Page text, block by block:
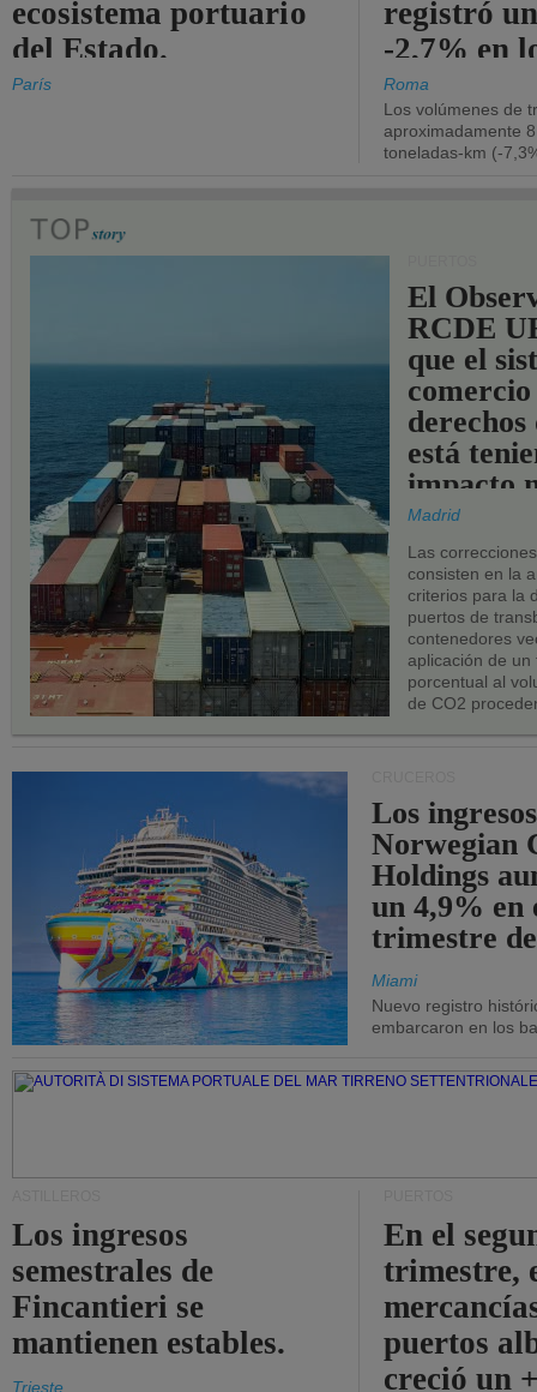
ecosistema portuario
del Estado.
París
registró
-2,7% en
Roma
Los volúmenes de
aproximadamente
toneladas-km (-
El
RCDE
que el
comercio
derechos
está
impacto
los
UE.
Madrid
Las
consisten en la
criterios para la
puertos de
contenedores
aplicación de
porcentual al
de CO2
Los
Norwegian
Holdings
un 4,9% en
trimestre
Miami
Nuevo registro
embarcaron en los
Los ingresos
semestrales de
Fincantieri se
mantienen estables.
Trieste
En el
trimestre,
puertos
creció un